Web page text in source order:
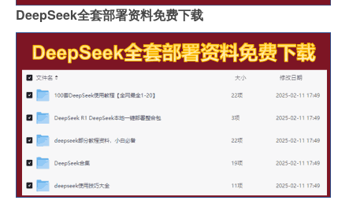
DeepSeek全套部署资料免费下载